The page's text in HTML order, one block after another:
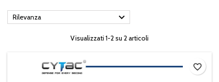
Rilevanza 
Visualizzati 1-2 su 2 articoli
favorite_border